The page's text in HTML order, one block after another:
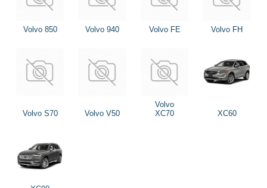
Volvo 850 Volvo 940 Volvo FE Volvo FH
Volvo S70 Volvo V50
Volvo
XC70
XC60